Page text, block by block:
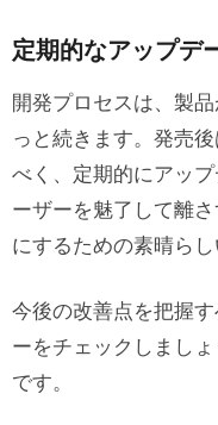
定期的なアップデ
開発プロセスは、製
っと続きます。発売
べく、定期的にアッ
ーザーを魅了して離
にするための素晴らし
今後の改善点を把握
ーをチェックしまし
です。